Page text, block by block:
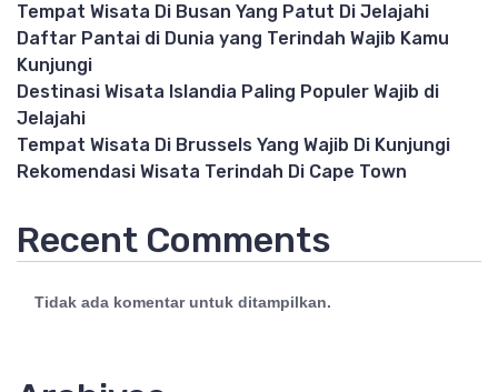
Tempat Wisata Di Busan Yang Patut Di Jelajahi
Daftar Pantai di Dunia yang Terindah Wajib Kamu
Kunjungi
Destinasi Wisata Islandia Paling Populer Wajib di
Jelajahi
Tempat Wisata Di Brussels Yang Wajib Di Kunjungi
Rekomendasi Wisata Terindah Di Cape Town
Recent Comments
Tidak ada komentar untuk ditampilkan.